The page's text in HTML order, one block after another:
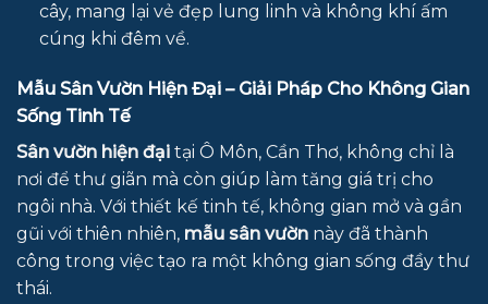
cây, mang lại vẻ đẹp lung linh và không khí ấm
cúng khi đêm về.
Mẫu Sân Vườn Hiện Đại – Giải Pháp Cho Không Gian
Sống Tinh Tế
Sân vườn hiện đại tại Ô Môn, Cần Thơ, không chỉ là
nơi để thư giãn mà còn giúp làm tăng giá trị cho
ngôi nhà. Với thiết kế tinh tế, không gian mở và gần
gũi với thiên nhiên, mẫu sân vườn này đã thành
công trong việc tạo ra một không gian sống đầy thư
thái.